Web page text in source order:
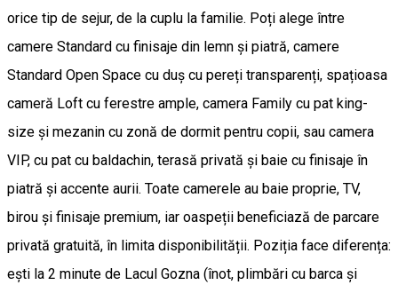
orice tip de sejur, de la cuplu la familie. Poți alege între
camere Standard cu finisaje din lemn și piatră, camere
Standard Open Space cu duș cu pereți transparenți, spațioasa
cameră Loft cu ferestre ample, camera Family cu pat king-
size și mezanin cu zonă de dormit pentru copii, sau camera
VIP, cu pat cu baldachin, terasă privată și baie cu finisaje în
piatră și accente aurii. Toate camerele au baie proprie, TV,
birou și finisaje premium, iar oaspeții beneficiază de parcare
privată gratuită, în limita disponibilității. Poziția face diferența:
ești la 2 minute de Lacul Gozna (înot, plimbări cu barca și